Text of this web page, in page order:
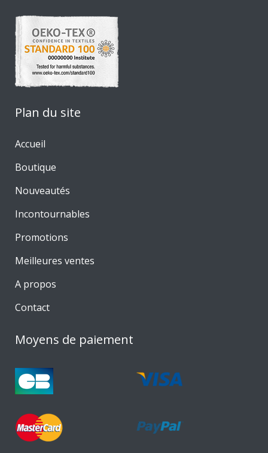
Plan du site
Accueil
Boutique
Nouveautés
Incontournables
Promotions
Meilleures ventes
A propos
Contact
Moyens de paiement